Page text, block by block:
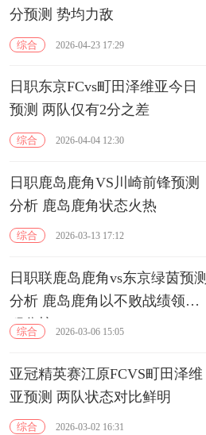
分预测 势均力敌
综合 2026-04-23 17:29
日职东京FCvs町田泽维亚今日
预测 两队仅有2分之差
综合 2026-04-04 12:30
日职鹿岛鹿角VS川崎前锋预测
分析 鹿岛鹿角状态火热
综合 2026-03-13 17:12
日职联鹿岛鹿角vs东京绿茵预测
分析 鹿岛鹿角以不败战绩领跑
积分榜
综合 2026-03-06 15:05
亚冠精英赛江原FCVS町田泽维
亚预测 两队状态对比鲜明
综合 2026-03-02 16:31